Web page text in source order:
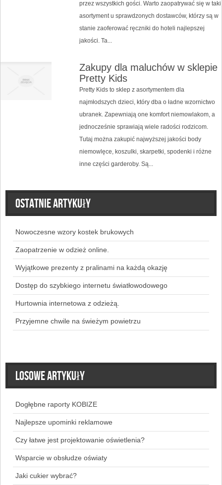
przez wszystkich gości. Warto zaopatrywać się w taki
asortyment u sprawdzonych dostawców, którzy są w
stanie zaoferować ręczniki do hoteli najlepszej
jakości. Ta...
Zakupy dla maluchów w sklepie
Pretty Kids
Pretty Kids to sklep z asortymentem dla
najmłodszych dzieci, który dba o ładne wzornictwo
ubranek. Zapewniają one komfort niemowlakom, a
jednocześnie sprawiają wiele radości rodzicom.
Tutaj można zakupić najwyższej jakości body
niemowlęce, koszulki, skarpetki, spodenki i różne
inne części garderoby. Są...
Ostatnie artykuły
Nowoczesne wzory kostek brukowych
Zaopatrzenie w odzież online.
Wyjątkowe prezenty z pralinami na każdą okazję
Dostęp do szybkiego internetu światłowodowego
Hurtownia internetowa z odzieżą.
Przyjemne chwile na świeżym powietrzu
Losowe artykuły
Dogłębne raporty KOBIZE
Najlepsze upominki reklamowe
Czy łatwe jest projektowanie oświetlenia?
Wsparcie w obsłudze oświaty
Jaki cukier wybrać?